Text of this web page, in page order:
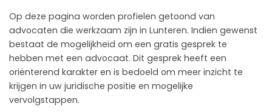
Op deze pagina worden profielen getoond van
advocaten die werkzaam zijn in Lunteren. Indien gewenst
bestaat de mogelijkheid om een gratis gesprek te
hebben met een advocaat. Dit gesprek heeft een
oriënterend karakter en is bedoeld om meer inzicht te
krijgen in uw juridische positie en mogelijke
vervolgstappen.